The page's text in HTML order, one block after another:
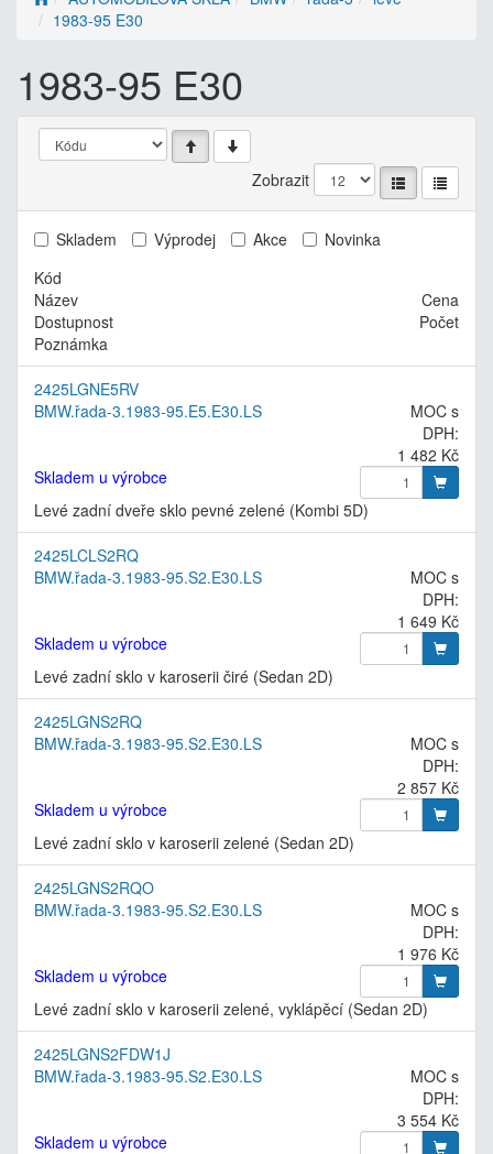
1983-95 E30
1983-95 E30
Zobrazit
Skladem Výprodej Akce
Novinka
Kód
Název
Cena
Dostupnost
Počet
Poznámka
2425LGNE5RV
BMW.řada-3.1983-95.E5.E30.LS
MOC s
DPH:
1 482 Kč
Skladem u výrobce
Levé zadní dveře sklo pevné zelené (Kombi 5D)
2425LCLS2RQ
BMW.řada-3.1983-95.S2.E30.LS
MOC s
DPH:
1 649 Kč
Skladem u výrobce
Levé zadní sklo v karoserii čiré (Sedan 2D)
2425LGNS2RQ
BMW.řada-3.1983-95.S2.E30.LS
MOC s
DPH:
2 857 Kč
Skladem u výrobce
Levé zadní sklo v karoserii zelené (Sedan 2D)
2425LGNS2RQO
BMW.řada-3.1983-95.S2.E30.LS
MOC s
DPH:
1 976 Kč
Skladem u výrobce
Levé zadní sklo v karoserii zelené, vyklápěcí (Sedan 2D)
2425LGNS2FDW1J
BMW.řada-3.1983-95.S2.E30.LS
MOC s
DPH:
3 554 Kč
Skladem u výrobce